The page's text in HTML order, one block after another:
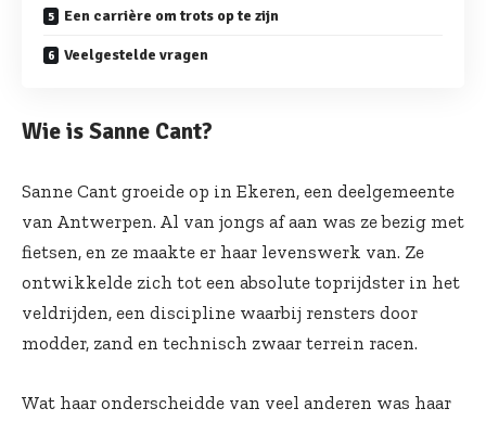
Een carrière om trots op te zijn
Veelgestelde vragen
Wie is Sanne Cant?
Sanne Cant groeide op in Ekeren, een deelgemeente
van Antwerpen. Al van jongs af aan was ze bezig met
fietsen, en ze maakte er haar levenswerk van. Ze
ontwikkelde zich tot een absolute toprijdster in het
veldrijden, een discipline waarbij rensters door
modder, zand en technisch zwaar terrein racen.
Wat haar onderscheidde van veel anderen was haar